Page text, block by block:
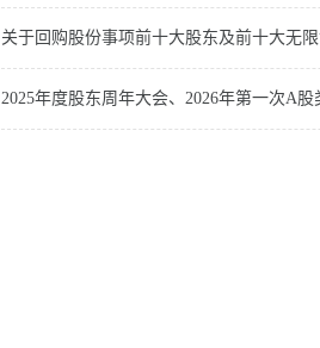
关于回购股份事项前十大股东及前十大无
2025年度股东周年大会、2026年第一次A